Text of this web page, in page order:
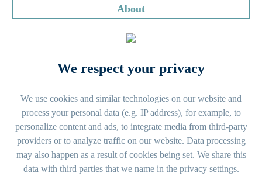
About
We respect your privacy
We use cookies and similar technologies on our website and
process your personal data (e.g. IP address), for example, to
personalize content and ads, to integrate media from third-party
providers or to analyze traffic on our website. Data processing
may also happen as a result of cookies being set. We share this
data with third parties that we name in the privacy settings.
Regional Head of HR Europe bei Holcim
“Durch die Zusammenarbeit mit Search & Co. haben wir erfolgreich
eine Go-to-Market-Strategie entwickelt, die perfekt mit unseren
strategisches Fachwissen spielten eine entscheidende Rolle bei der
Gestaltung unseres Ansatzes und beim Vorantreiben unseres
Unternehmens.”
Eric Bulach
Director Strategy, Products & Markets bei Rafi